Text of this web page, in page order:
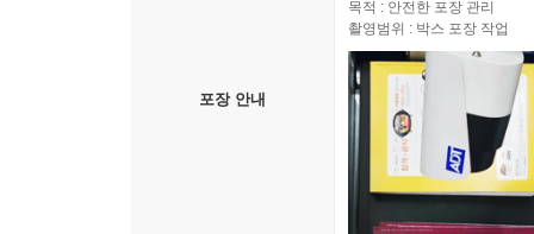
포장 안내
목적 : 안전한 포장 관리
촬영범위 : 박스 포장 작업